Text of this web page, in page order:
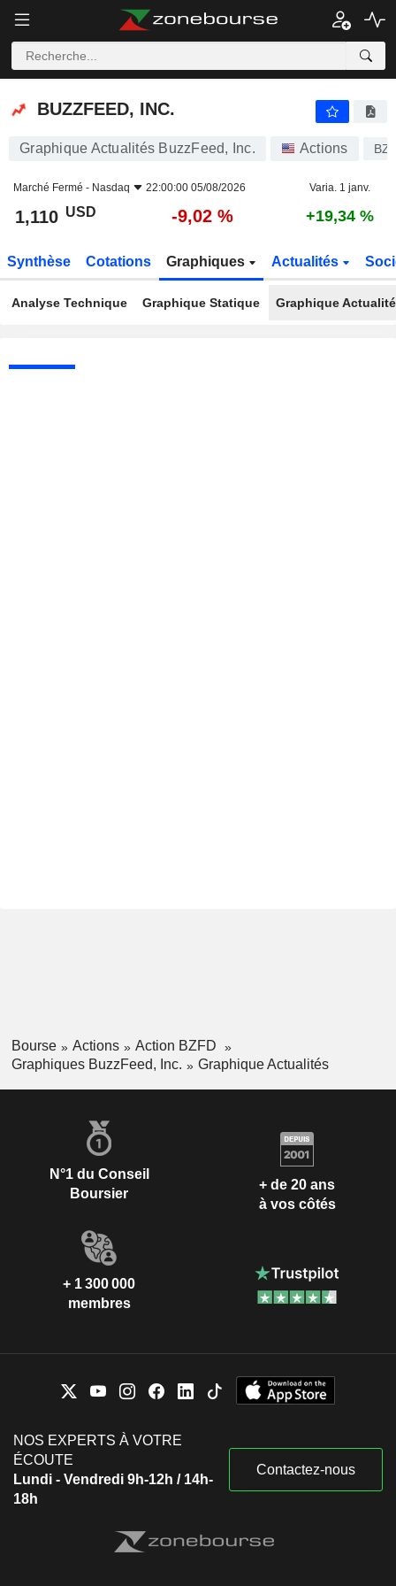
BUZZFEED, INC.
BUZZFEED, INC.
Graphique Actualités BuzzFeed, Inc. Actions
Marché Fermé - Nasdaq 22:00:00 05/08/2026 Varia. 1 janv.
1,110 USD -9,02 % +19,34 %
Synthèse Cotations Graphiques Actualités
Analyse Technique Graphique Statique Graphique
Bourse Actions
Action BZFD
Graphiques BuzzFeed, Inc.
Graphique Actualités
N°1 du Conseil
Boursier
+ de 20 ans
à vos côtés
+ 1 300 000
membres
NOS EXPERTS À VOTRE
ÉCOUTE
Lundi - Vendredi 9h-12h / 14h-
18h
Contactez-nous